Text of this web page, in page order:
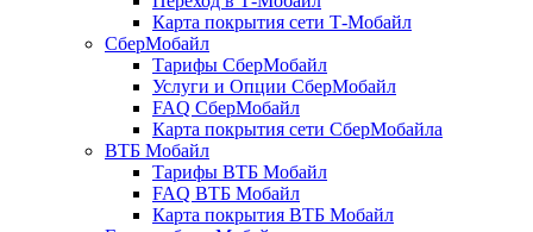
Карта покрытия сети Т-Мобайл
СберМобайл
Тарифы СберМобайл
Услуги и Опции СберМобайл
FAQ СберМобайл
Карта покрытия сети СберМобайлa
ВТБ Мобайл
Тарифы ВТБ Мобайл
FAQ ВТБ Мобайл
Карта покрытия ВТБ Мобайл